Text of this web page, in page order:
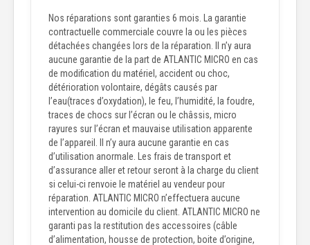
Nos réparations sont garanties 6 mois. La garantie
contractuelle commerciale couvre la ou les pièces
détachées changées lors de la réparation. Il n’y aura
aucune garantie de la part de ATLANTIC MICRO en cas
de modification du matériel, accident ou choc,
détérioration volontaire, dégâts causés par
l’eau(traces d’oxydation), le feu, l’humidité, la foudre,
traces de chocs sur l’écran ou le châssis, micro
rayures sur l’écran et mauvaise utilisation apparente
de l’appareil. Il n’y aura aucune garantie en cas
d’utilisation anormale. Les frais de transport et
d’assurance aller et retour seront à la charge du client
si celui-ci renvoie le matériel au vendeur pour
réparation. ATLANTIC MICRO n’effectuera aucune
intervention au domicile du client. ATLANTIC MICRO ne
garanti pas la restitution des accessoires (câble
d’alimentation, housse de protection, boite d’origine,